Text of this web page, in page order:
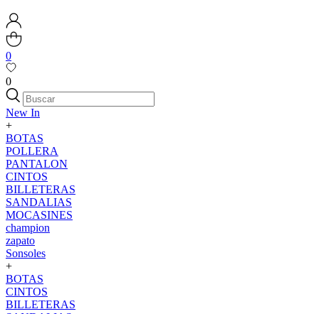
0
0
New In
+
BOTAS
POLLERA
PANTALON
CINTOS
BILLETERAS
SANDALIAS
MOCASINES
champion
zapato
Sonsoles
+
BOTAS
CINTOS
BILLETERAS